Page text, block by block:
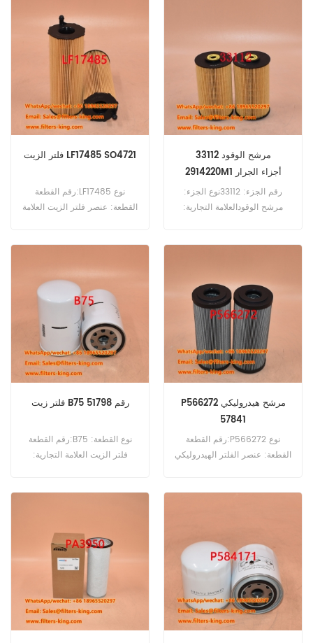
استخدم لـ Nissan CD 45 A-
KC ، CD 45 B-KC ، CD 45
C-KC ، CD 53-KL.
فلتر الزيت LF17485 SO4721
رقم القطعة:LF17485 نوع
القطعة: عنصر فلتر الزيت العلامة
33112 مرشح الوقود
2914220M1 أجزاء الجرار
رقم الجزء: 33112نوع الجزء:
مرشح الوقودالعلامة التجارية:
فلتر زيت B75 رقم 51798
رقم القطعة:B75 نوع القطعة:
فلتر الزيت العلامة التجارية:
P566272 مرشح هيدروليكي
57841
رقم القطعة:P566272 نوع
القطعة: عنصر الفلتر الهيدروليكي